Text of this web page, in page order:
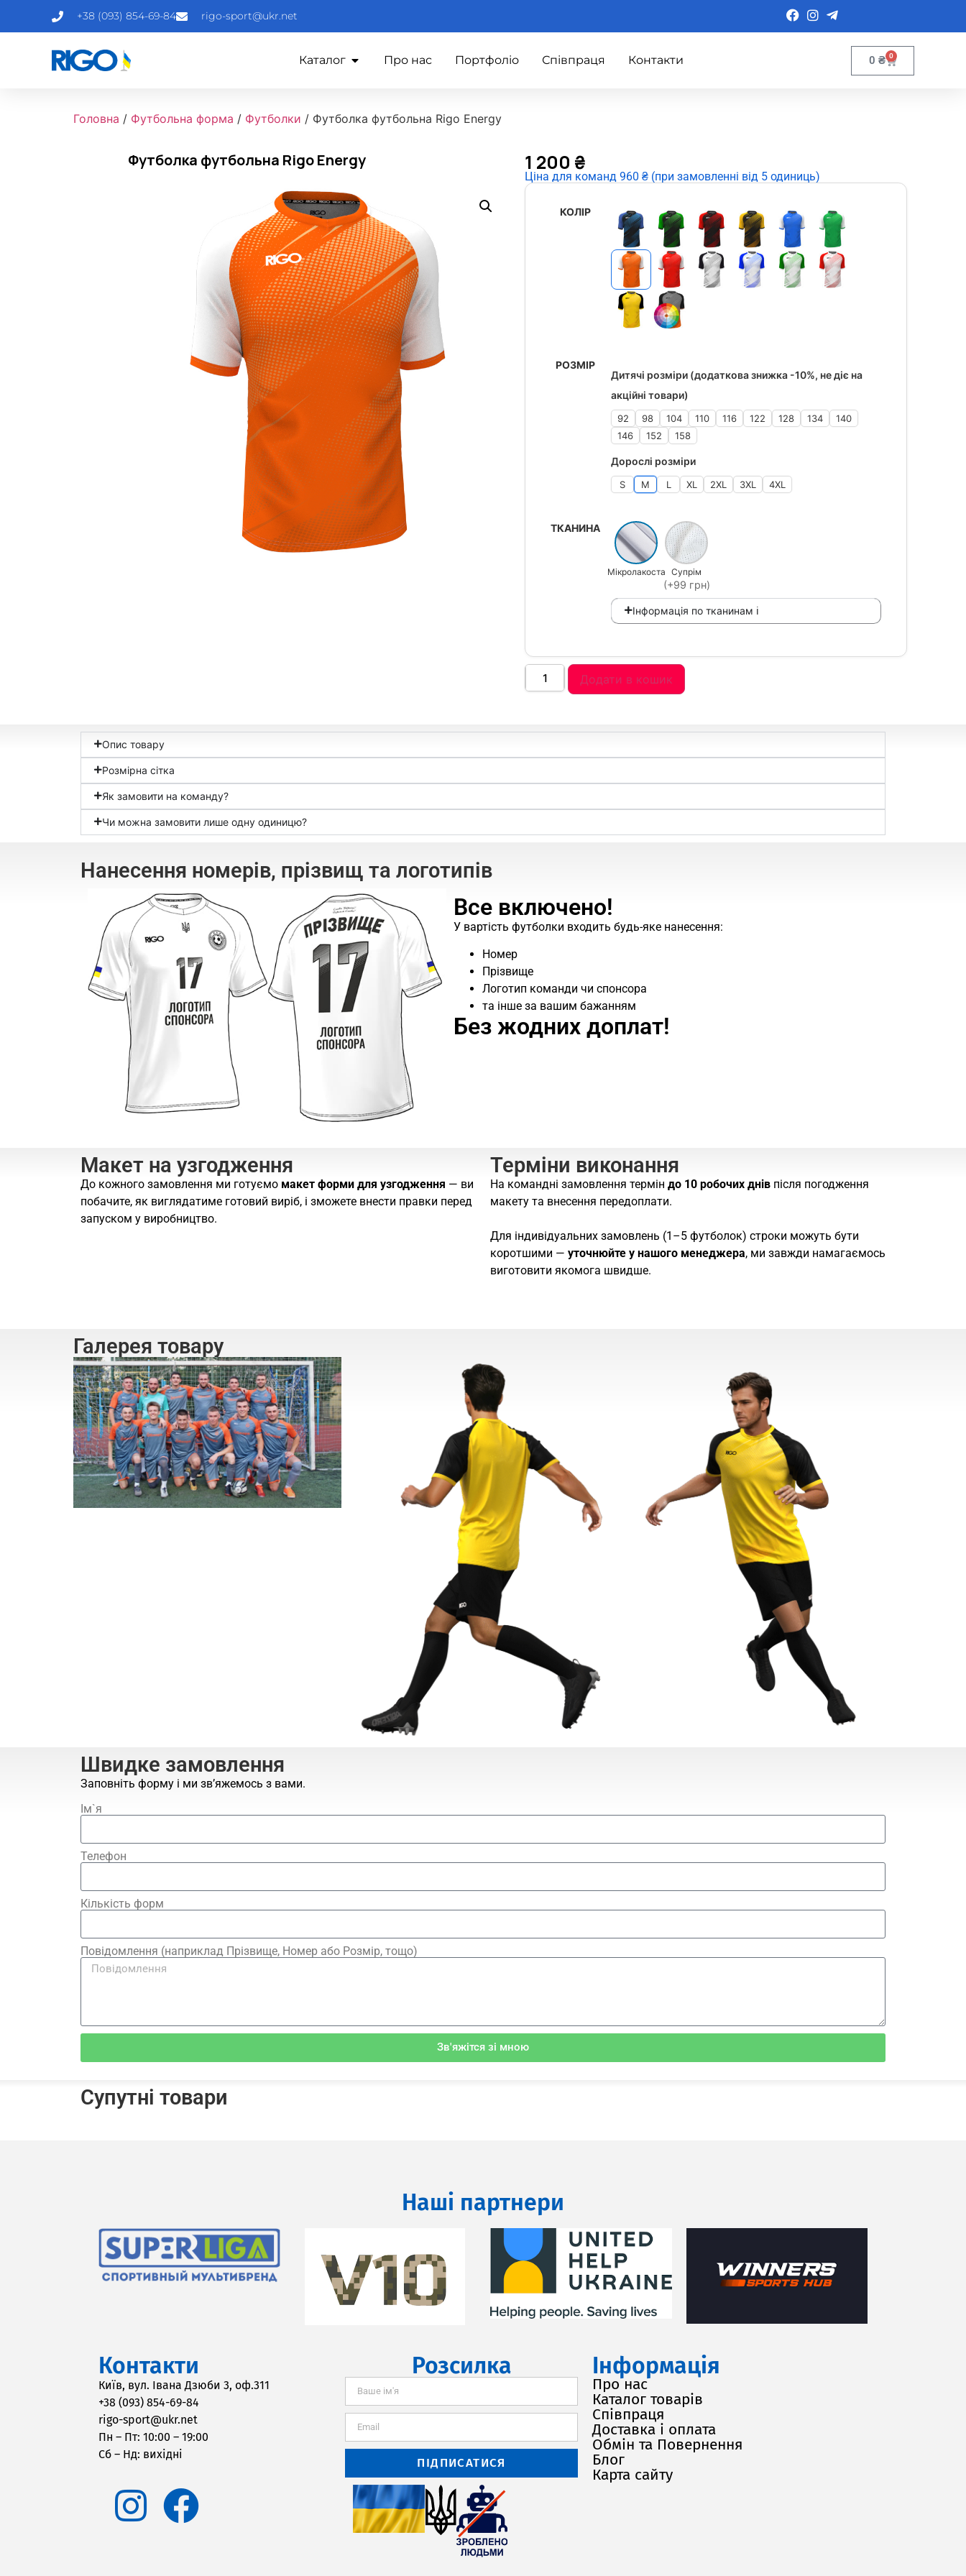
+38 (093) 854-69-84 rigo-sport@ukr.net
Каталог Про нас Портфоліо Співпраця Контакти 0 ₴ 0
Головна / Футбольна форма / Футболки / Футболка футбольна Rigo Energy
Футболка футбольна Rigo Energy 1 200 ₴
Ціна для команд 960 ₴ (при замовленні від 5 одиниць)
КОЛІР
РОЗМІР
Дитячі розміри (додаткова знижка -10%, не діє на
акційні товари)
92 98 104 110 116 122 128 134
140
146
152 158
Дорослі розміри
S M L XL 2XL 3XL 4XL
ТКАНИНА
Мікролакоста Супрім
(+99 грн)
Інформація по тканинам ℹ
Додати в кошик
Опис товару
Розмірна сітка
Як замовити на команду?
Чи можна замовити лише одну одиницю?
Нанесення номерів, прізвищ та логотипів
Все включено!
У вартість футболки входить будь-яке нанесення:
Номер
Прізвище
Логотип команди чи спонсора
та інше за вашим бажанням
Без жодних доплат!
Макет на узгодження
До кожного замовлення ми готуємо макет форми для узгодження — ви
побачите, як виглядатиме готовий виріб, і зможете внести правки перед
запуском у виробництво.
Терміни виконання
На командні замовлення термін до 10 робочих днів після погодження
макету та внесення передоплати.
Для індивідуальних замовлень (1–5 футболок) строки можуть бути
коротшими — уточнюйте у нашого менеджера, ми завжди намагаємось
виготовити якомога швидше.
Галерея товару
Швидке замовлення
Заповніть форму і ми зв’яжемось з вами.
Ім`я
Телефон
Кількість форм
Повідомлення (наприклад Прізвище, Номер або Розмір, тощо)
Зв'яжітся зі мною
Супутні товари
Наші партнери
Контакти
Київ, вул. Івана Дзюби 3, оф.311
+38 (093) 854-69-84
rigo-sport@ukr.net
Пн – Пт: 10:00 – 19:00
Сб – Нд: вихідні
Розсилка
ПІДПИСАТИСЯ
Інформація
Про нас
Каталог товарів
Співпраця
Доставка і оплата
Обмін та Повернення
Блог
Карта сайту